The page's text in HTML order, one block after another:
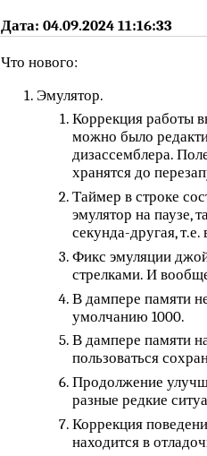
Дата: 04.09.2024 11:16:33
Что нового:
Эмулятор.
Коррекция работы
можно было
дизассемблера.
хранятся до
Таймер в строке
эмулятор на паузе,
секунда-другая,
Фикс эмуляции
стрелками. И
В дампере памяти
умолчанию 1000.
В дампере памяти
пользоваться
Продолжение
разные редкие
Коррекция
находится в